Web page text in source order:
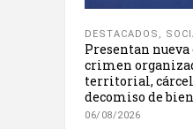
DESTACADOS ,
Presentan
crimen
territorial,
decomiso de
06/08/2026